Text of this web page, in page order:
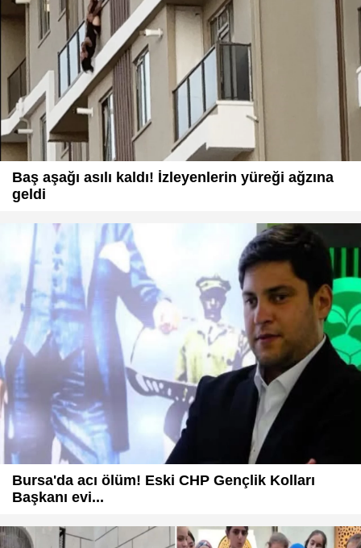
Baş aşağı asılı kaldı! İzleyenlerin yüreği ağzına
geldi
Bursa'da acı ölüm! Eski CHP Gençlik Kolları
Başkanı evi...